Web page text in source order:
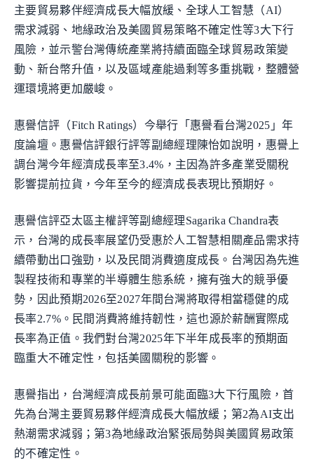
主要貿易夥伴經濟成長大幅放緩、全球人工智慧（AI）
需求減弱、地緣政治及美國貿易策略不確定性等3大下行
風險，並示警台灣傳統產業將持續面臨全球貿易政策變
動、新台幣升值，以及區域產能過剩等多重挑戰，整體營
運環境將更加嚴峻。
惠譽信評（Fitch Ratings）今舉行「惠譽看台灣2025」年
度論壇。惠譽信評銀行評等副總經理陳怡如說明，惠譽上
調台灣今年經濟成長率至3.4%，主因為許多產業受關稅
影響提前拉貨，今年至今的經濟成長表現比預期好。
惠譽信評亞太區主權評等副總經理Sagarika Chandra表
示，台灣的成長率展望仍受惠於人工智慧相關產品需求持
續帶動出口強勁，以及民間消費適度成長。台灣因為先進
製程技術和專業的半導體生態系統，擁有強大的競爭優
勢，因此預期2026至2027年間台灣將取得相當穩健的成
長率2.7%。民間消費將維持韌性，這也源於薪酬實際成
長率為正值。我們對台灣2025年下半年成長率的預期面
臨重大不確定性，包括美國關稅的影響。
惠譽指出，台灣經濟成長前景可能面臨3大下行風險，首
先為台灣主要貿易夥伴經濟成長大幅放緩；第2為AI支出
熱潮需求減弱；第3為地緣政治緊張局勢與美國貿易政策
的不確定性。